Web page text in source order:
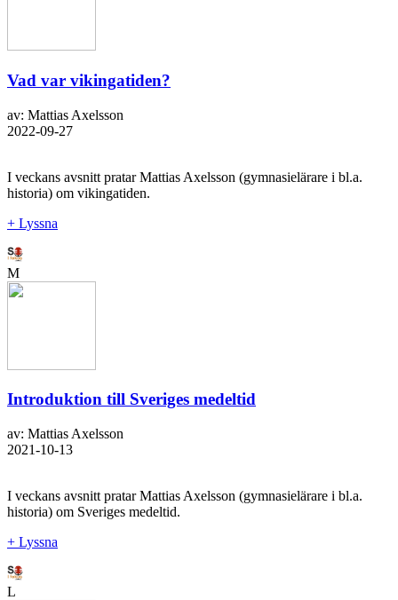
Vad var vikingatiden?
av: Mattias Axelsson
2022-09-27
I veckans avsnitt pratar Mattias Axelsson (gymnasielärare i bl.a.
historia) om vikingatiden.
+ Lyssna
M
Introduktion till Sveriges medeltid
av: Mattias Axelsson
2021-10-13
I veckans avsnitt pratar Mattias Axelsson (gymnasielärare i bl.a.
historia) om Sveriges medeltid.
+ Lyssna
L